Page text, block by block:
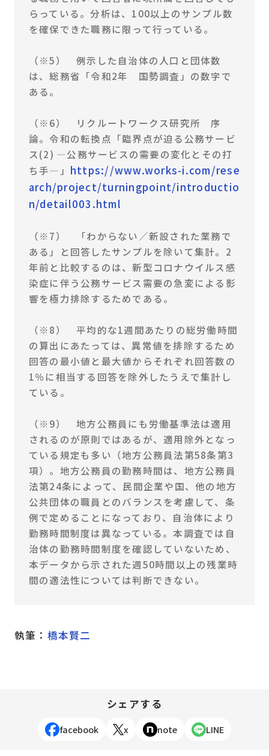
らっている。分析は、100以上のサンプル数
を確保できた職務に限って行っている。
（※5） 例示した自治体の人口と団体数
は、総務省「令和2年 国勢調査」の数字で
ある。
（※6） リクルートワークス研究所 序
論。令和の転換点「臨界点が迫る公務サービ
ス(2) ―公務サービスの需要の変化とその打
ち手―」 https://www.works-i.com/rese
arch/project/turningpoint/introductio
n/detail003.html
（※7） 「わからない／新設された業務で
ある」と回答したサンプルを除いて集計。2
年前と比較するのは、新型コロナウイルス感
染症に伴う公務サービス需要の急変による影
響を極力排除するためである。
（※8） 平均的な1週間あたりの総労働時間
の算出にあたっては、異常値を排除するため
回答の最小値と最大値からそれぞれ回答数の
1％に相当する回答を除外したうえで集計し
ている。
（※9） 地方公務員にも労働基準法は適用
されるのが原則ではあるが、適用除外となっ
ている規定も多い（地方公務員法第58条第3
項）。地方公務員の勤務時間は、地方公務員
法第24条によって、民間企業や国、他の地方
公共団体の職員とのバランスを考慮して、条
例で定めることになっており、自治体により
勤務時間制度は異なっている。本調査では自
治体の勤務時間制度を確認していないため、
本データから示された週50時間以上の残業時
間の適法性については判断できない。
執筆： 橋本賢二
シェアする
facebook x note LINE